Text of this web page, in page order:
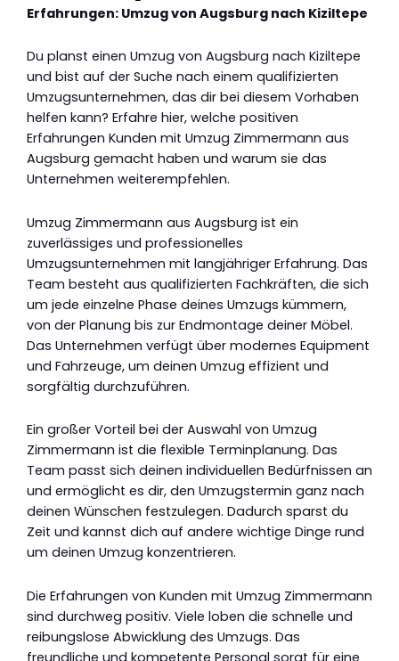
Erfahrungen: Umzug von Augsburg nach Kiziltepe
Du planst einen Umzug von Augsburg nach Kiziltepe
und bist auf der Suche nach einem qualifizierten
Umzugsunternehmen, das dir bei diesem Vorhaben
helfen kann? Erfahre hier, welche positiven
Erfahrungen Kunden mit Umzug Zimmermann aus
Augsburg gemacht haben und warum sie das
Unternehmen weiterempfehlen.
Umzug Zimmermann aus Augsburg ist ein
zuverlässiges und professionelles
Umzugsunternehmen mit langjähriger Erfahrung. Das
Team besteht aus qualifizierten Fachkräften, die sich
um jede einzelne Phase deines Umzugs kümmern,
von der Planung bis zur Endmontage deiner Möbel.
Das Unternehmen verfügt über modernes Equipment
und Fahrzeuge, um deinen Umzug effizient und
sorgfältig durchzuführen.
Ein großer Vorteil bei der Auswahl von Umzug
Zimmermann ist die flexible Terminplanung. Das
Team passt sich deinen individuellen Bedürfnissen an
und ermöglicht es dir, den Umzugstermin ganz nach
deinen Wünschen festzulegen. Dadurch sparst du
Zeit und kannst dich auf andere wichtige Dinge rund
um deinen Umzug konzentrieren.
Die Erfahrungen von Kunden mit Umzug Zimmermann
sind durchweg positiv. Viele loben die schnelle und
reibungslose Abwicklung des Umzugs. Das
freundliche und kompetente Personal sorgt für eine